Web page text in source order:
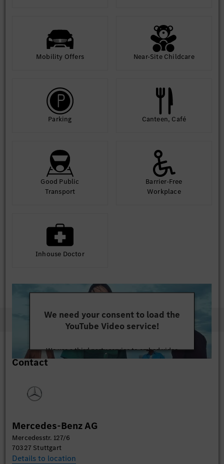
Mobility Offers Near-Site Childcare
Parking Canteen, Café
Good Public
Transport
Barrier-Free
Workplace
Inhouse Doctor
We need your consent to load the
YouTube Video service!
We use a third party service to embed video
content that may collect data about your activity.
Contact
Mercedes-Benz AG
Mercedesstr. 127/6
70327 Stuttgart
Details to location